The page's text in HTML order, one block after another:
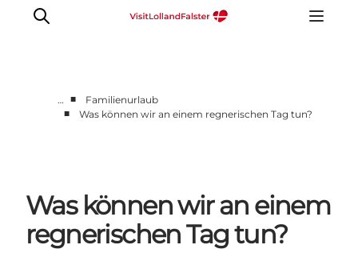
Gastronomie
Urlaubsplaner
… ■
Familienurlaub
■
Was können wir an einem regnerischen Tag tun?
Was können wir an einem
regnerischen Tag tun?